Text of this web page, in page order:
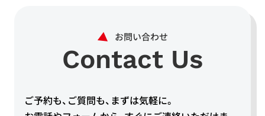
Contact Us
ご予約も、ご質問も、まずは気軽に。